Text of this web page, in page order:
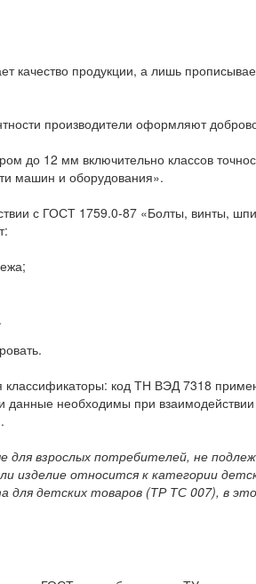
качество продукции, а лишь
производители оформляют
до 12 мм включительно классов
машин и оборудования».
с ГОСТ 1759.0-87 «Болты, винты,
классификаторы: код ТН ВЭД 7318
данные необходимы при
для взрослых потребителей, не
изделие относится к категории
детских товаров (ТР ТС 007), в